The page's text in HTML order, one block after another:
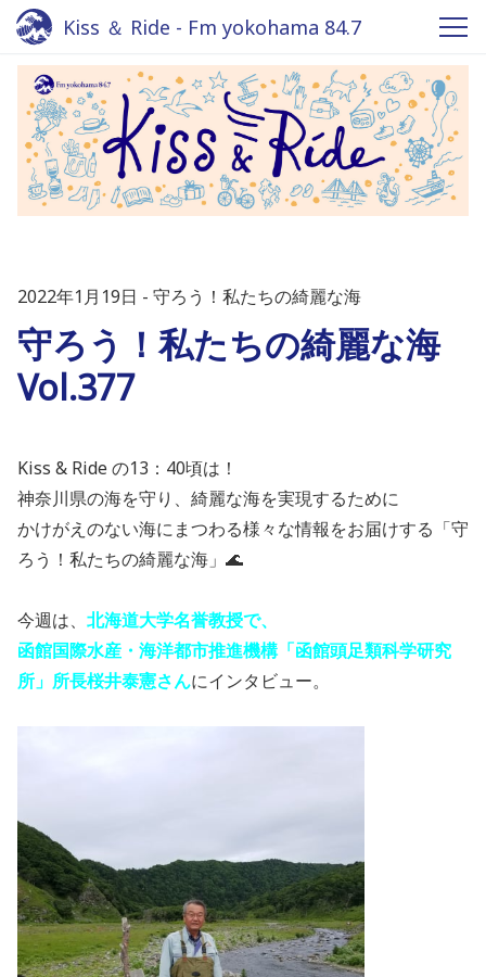
Kiss ＆ Ride - Fm yokohama 84.7
2022年1月19日 守ろう！私たちの綺麗な海
守ろう！私たちの綺麗な海
Vol.377
Kiss & Ride の13：40頃は！
神奈川県の海を守り、綺麗な海を実現するために
かけがえのない海にまつわる様々な情報をお届けする「守
ろう！私たちの綺麗な海」🌊
今週は、 北海道大学名誉教授で、
函館国際水産・海洋都市推進機構「函館頭足類科学研究
所」所長桜井泰憲さんにインタビュー。